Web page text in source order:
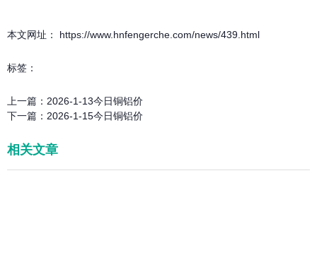
本文网址： https://www.hnfengerche.com/news/439.html
标签：
上一篇： 2026-1-13今日铜铝价
下一篇： 2026-1-15今日铜铝价
相关文章